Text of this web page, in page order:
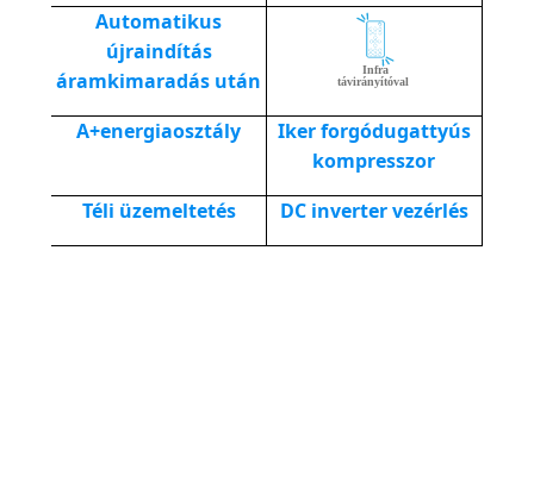
Automatikus
újraindítás
áramkimaradás után
A+energiaosztály
Iker forgódugattyús
kompresszor
Téli üzemeltetés
DC inverter vezérlés